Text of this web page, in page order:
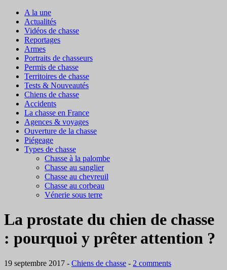
A la une
Actualités
Vidéos de chasse
Reportages
Armes
Portraits de chasseurs
Permis de chasse
Territoires de chasse
Tests & Nouveautés
Chiens de chasse
Accidents
La chasse en France
Agences & voyages
Ouverture de la chasse
Piégeage
Types de chasse
Chasse à la palombe
Chasse au sanglier
Chasse au chevreuil
Chasse au corbeau
Vénerie sous terre
La prostate du chien de chasse
: pourquoi y prêter attention ?
19 septembre 2017 - Chiens de chasse - 2 comments